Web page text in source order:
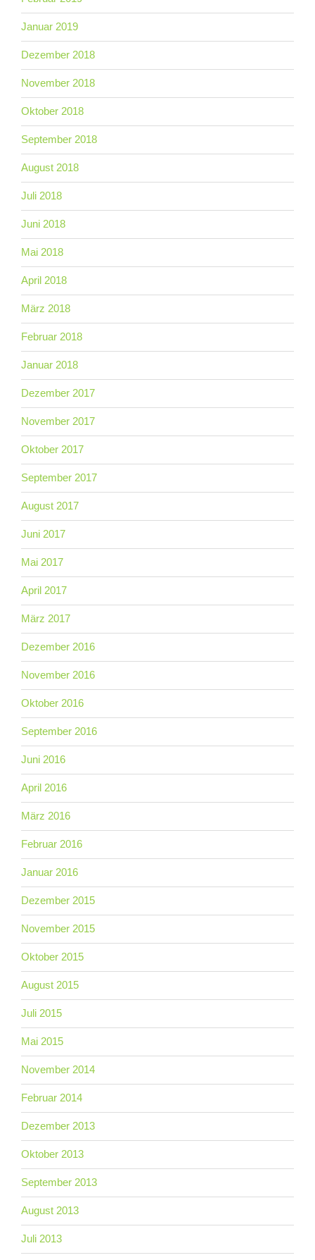
Januar 2019
Dezember 2018
November 2018
Oktober 2018
September 2018
August 2018
Juli 2018
Juni 2018
Mai 2018
April 2018
März 2018
Februar 2018
Januar 2018
Dezember 2017
November 2017
Oktober 2017
September 2017
August 2017
Juni 2017
Mai 2017
April 2017
März 2017
Dezember 2016
November 2016
Oktober 2016
September 2016
Juni 2016
April 2016
März 2016
Februar 2016
Januar 2016
Dezember 2015
November 2015
Oktober 2015
August 2015
Juli 2015
Mai 2015
November 2014
Februar 2014
Dezember 2013
Oktober 2013
September 2013
August 2013
Juli 2013